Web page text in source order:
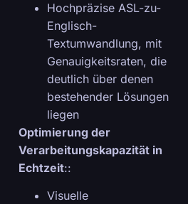
Hochpräzise ASL-zu-
Englisch-
Textumwandlung, mit
Genauigkeitsraten, die
deutlich über denen
bestehender Lösungen
liegen
Optimierung der
Verarbeitungskapazität in
Echtzeit::
Visuelle